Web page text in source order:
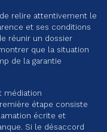
relire attentivement le
et ses conditions
réunir un dossier
que la situation
de la garantie
médiation
étape consiste
écrite et
Si le désaccord